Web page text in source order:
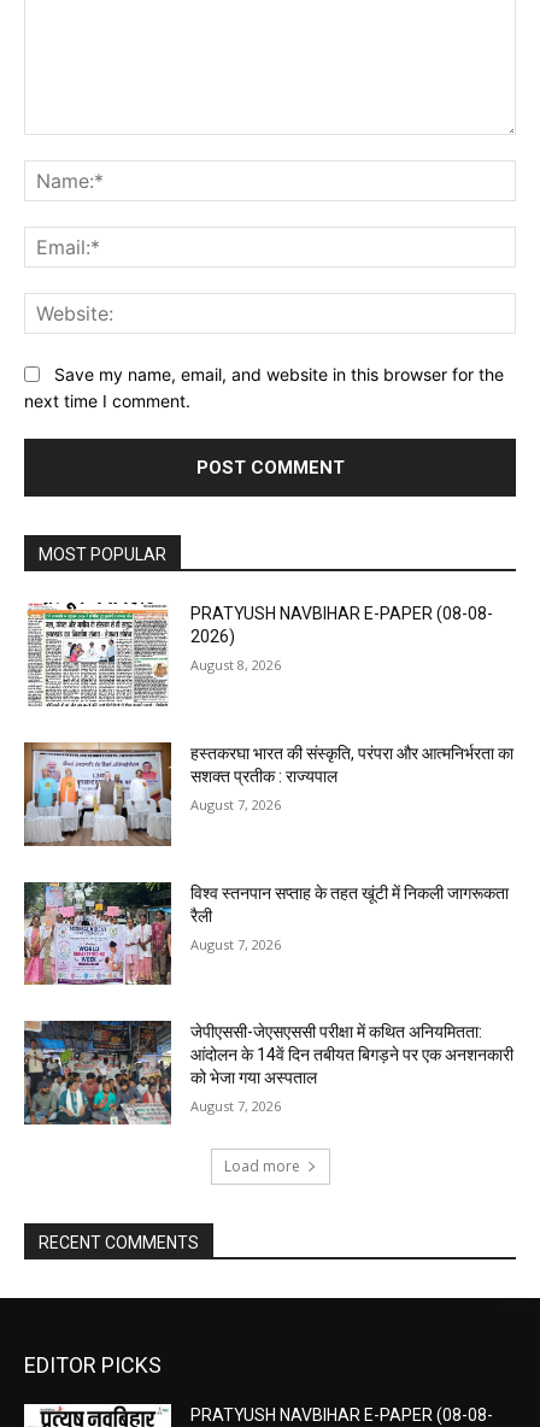
Save my name, email, and website in this browser for the
next time I comment.
MOST POPULAR
PRATYUSH NAVBIHAR E-PAPER (08-08-
2026)
August 8, 2026
हस्तकरघा भारत की संस्कृति, परंपरा और आत्मनिर्भरता का
सशक्त प्रतीक : राज्यपाल
August 7, 2026
विश्व स्तनपान सप्ताह के तहत खूंटी में निकली जागरूकता
रैली
August 7, 2026
जेपीएससी-जेएसएससी परीक्षा में कथित अनियमितता:
आंदोलन के 14वें दिन तबीयत बिगड़ने पर एक अनशनकारी
को भेजा गया अस्पताल
August 7, 2026
Load more
RECENT COMMENTS
EDITOR PICKS
PRATYUSH NAVBIHAR E-PAPER (08-08-